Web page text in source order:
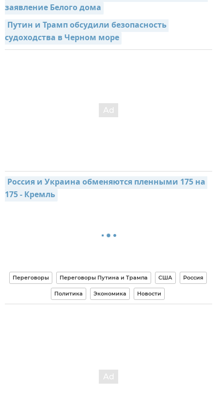
заявление Белого дома
Путин и Трамп обсудили безопасность
судоходства в Черном море
Россия и Украина обменяются пленными 175 на
175 - Кремль
Переговоры Переговоры Путина и Трампа США Россия
Политика Экономика Новости